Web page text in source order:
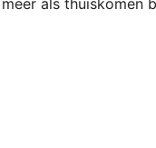
als thuiskomen